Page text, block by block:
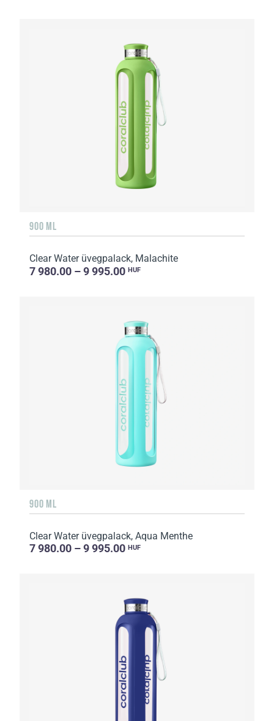
900 ML
Clear Water üvegpalack, Malachite
7 980.00 – 9 995.00 HUF
900 ML
Clear Water üvegpalack, Aqua Menthe
7 980.00 – 9 995.00 HUF